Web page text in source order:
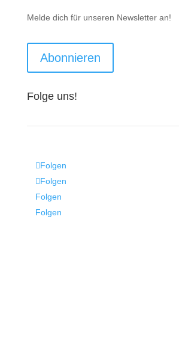
Melde dich für unseren Newsletter an!
Abonnieren
Folge uns!
Folgen
Folgen
Folgen
Folgen